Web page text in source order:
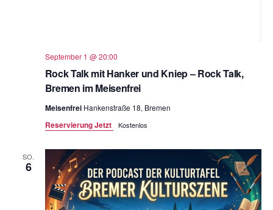
Rock Talk mit Hanker und Kniep – Rock Talk,
Bremen im Meisenfrei
September 1 @ 20:00
Meisenfrei Hankenstraße 18, Bremen
Reservierung Jetzt Kostenlos
SO.
6